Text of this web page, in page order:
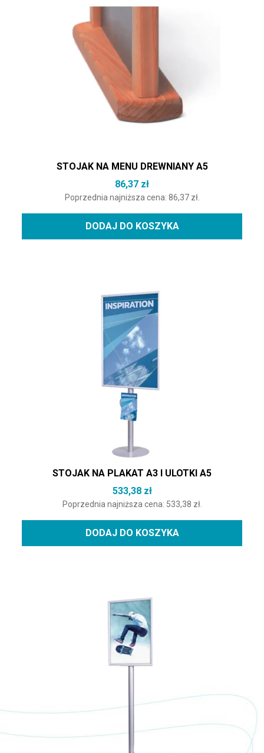
STOJAK NA MENU DREWNIANY A5
86,37 zł
Poprzednia najniższa cena: 86,37 zł.
DODAJ DO KOSZYKA
STOJAK NA PLAKAT A3 I ULOTKI A5
533,38 zł
Poprzednia najniższa cena: 533,38 zł.
DODAJ DO KOSZYKA